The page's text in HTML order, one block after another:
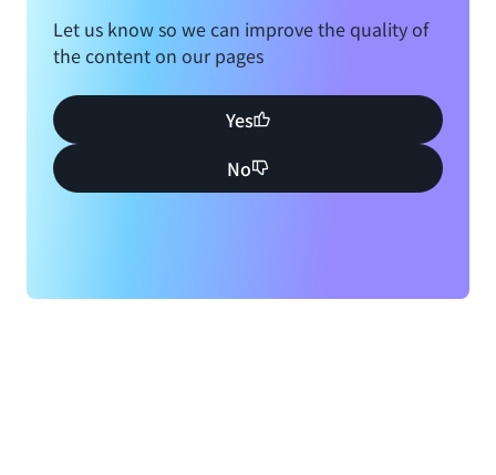
Let us know so we can improve the quality of
the content on our pages
Yes
No